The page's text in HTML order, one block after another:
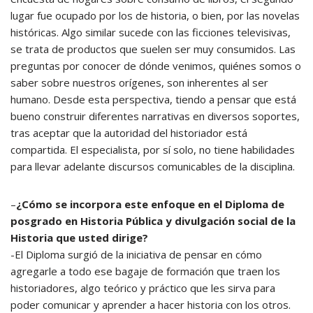
lugar fue ocupado por los de historia, o bien, por las novelas
históricas. Algo similar sucede con las ficciones televisivas,
se trata de productos que suelen ser muy consumidos. Las
preguntas por conocer de dónde venimos, quiénes somos o
saber sobre nuestros orígenes, son inherentes al ser
humano. Desde esta perspectiva, tiendo a pensar que está
bueno construir diferentes narrativas en diversos soportes,
tras aceptar que la autoridad del historiador está
compartida. El especialista, por sí solo, no tiene habilidades
para llevar adelante discursos comunicables de la disciplina.
–¿Cómo se incorpora este enfoque en el Diploma de
posgrado en Historia Pública y divulgación social de la
Historia que usted dirige?
-El Diploma surgió de la iniciativa de pensar en cómo
agregarle a todo ese bagaje de formación que traen los
historiadores, algo teórico y práctico que les sirva para
poder comunicar y aprender a hacer historia con los otros.